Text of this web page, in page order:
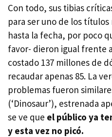
Con todo, sus tibias
para ser uno de los
hasta la fecha, por poco
favor- dieron igual frente
costado 137 millones de
recaudar apenas 85. La
problemas fueron
(‘Dinosaur’), estrenada
se ve que el público ya
y esta vez no picó.